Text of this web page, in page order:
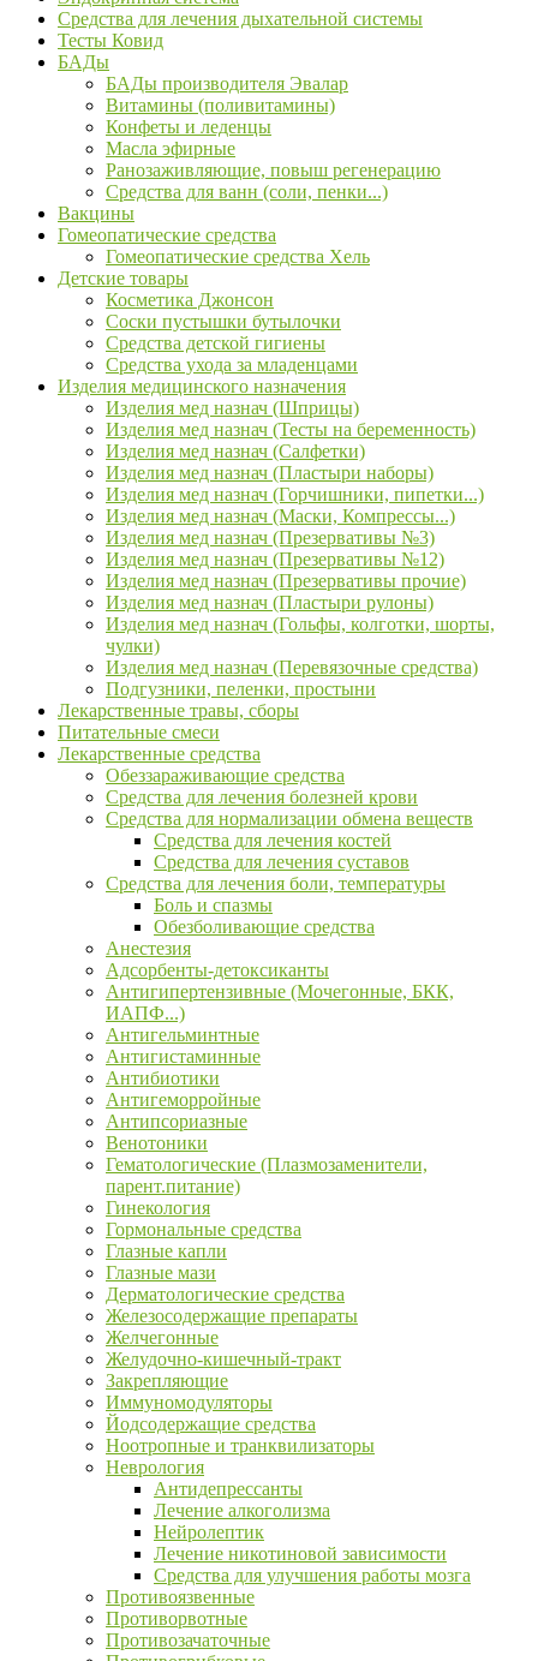
Средства для лечения дыхательной системы
Тесты Ковид
БАДы
БАДы производителя Эвалар
Витамины (поливитамины)
Конфеты и леденцы
Масла эфирные
Ранозаживляющие, повыш регенерацию
Средства для ванн (соли, пенки...)
Вакцины
Гомеопатические средства
Гомеопатические средства Хель
Детские товары
Косметика Джонсон
Соски пустышки бутылочки
Средства детской гигиены
Средства ухода за младенцами
Изделия медицинского назначения
Изделия мед назнач (Шприцы)
Изделия мед назнач (Тесты на беременность)
Изделия мед назнач (Салфетки)
Изделия мед назнач (Пластыри наборы)
Изделия мед назнач (Горчишники, пипетки...)
Изделия мед назнач (Маски, Компрессы...)
Изделия мед назнач (Презервативы №3)
Изделия мед назнач (Презервативы №12)
Изделия мед назнач (Презервативы прочие)
Изделия мед назнач (Пластыри рулоны)
Изделия мед назнач (Гольфы, колготки, шорты,
чулки)
Изделия мед назнач (Перевязочные средства)
Подгузники, пеленки, простыни
Лекарственные травы, сборы
Питательные смеси
Лекарственные средства
Обеззараживающие средства
Средства для лечения болезней крови
Средства для нормализации обмена веществ
Средства для лечения костей
Средства для лечения суставов
Средства для лечения боли, температуры
Боль и спазмы
Обезболивающие средства
Анестезия
Адсорбенты-детоксиканты
Антигипертензивные (Мочегонные, БКК,
ИАПФ...)
Антигельминтные
Антигистаминные
Антибиотики
Антигеморройные
Антипсориазные
Венотоники
Гематологические (Плазмозаменители,
парент.питание)
Гинекология
Гормональные средства
Глазные капли
Глазные мази
Дерматологические средства
Железосодержащие препараты
Желчегонные
Желудочно-кишечный-тракт
Закрепляющие
Иммуномодуляторы
Йодсодержащие средства
Ноотропные и транквилизаторы
Неврология
Антидепрессанты
Лечение алкоголизма
Нейролептик
Лечение никотиновой зависимости
Средства для улучшения работы мозга
Противоязвенные
Противорвотные
Противозачаточные